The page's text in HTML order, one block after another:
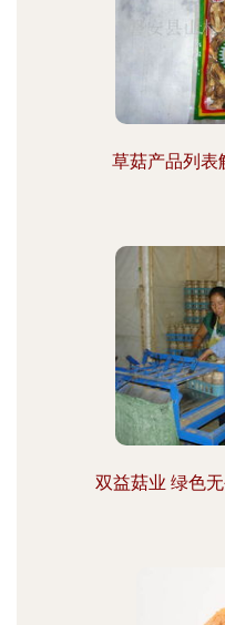
草菇产品列表
双益菇业 绿色